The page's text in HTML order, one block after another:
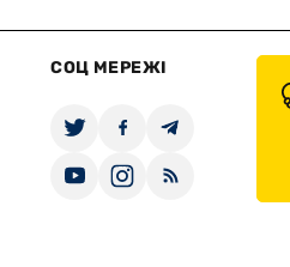
СОЦ МЕРЕЖІ